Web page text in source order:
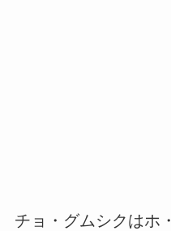
チョ・グムシクはホ